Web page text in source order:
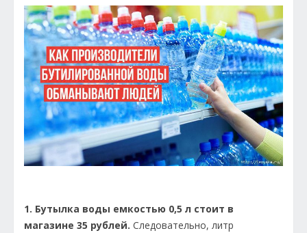
1. Бутылка воды емкостью 0,5 л стоит в
магазине 35 рублей. Следовательно, литр